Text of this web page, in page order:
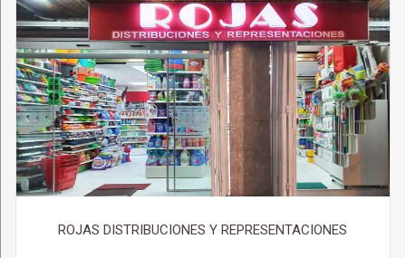
ROJAS DISTRIBUCIONES Y REPRESENTACIONES